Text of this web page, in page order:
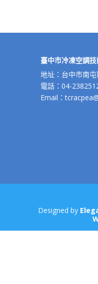
臺中市冷凍空調
地址：台中市南
電話：04-
Email：
Designed by